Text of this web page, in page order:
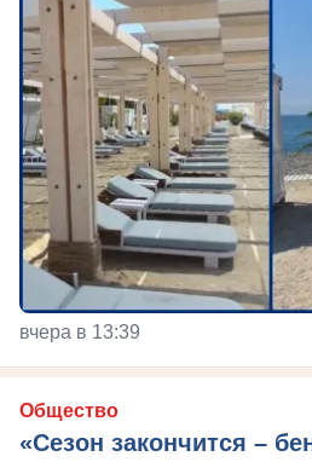
вчера в 13:39
Общество
«Сезон закончится –